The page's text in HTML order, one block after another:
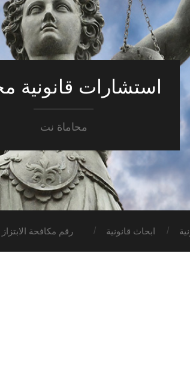
استشارات قانونية
محاماة نت
ابحاث قانونية رقم مكافحة الابتزاز